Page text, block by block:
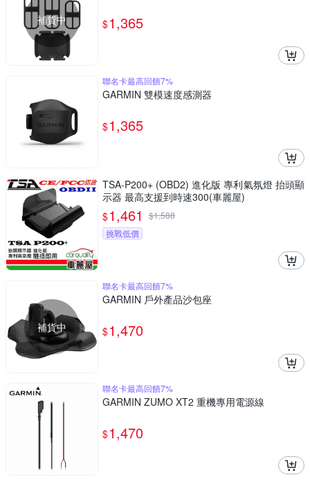
補貨中 $1,365
聯名卡最高回饋7%
GARMIN 雙模速度感測器
$1,365
TSA-P200+ (OBD2) 進化版 專利氣氛燈 抬頭顯
示器 最高支援到時速300(車麗屋)
$1,461 $1,588
挑戰低價
補貨中
聯名卡最高回饋7%
GARMIN 戶外產品沙包座
$1,470
聯名卡最高回饋7%
GARMIN ZUMO XT2 重機專用電源線
$1,470